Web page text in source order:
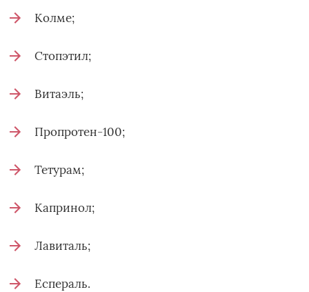
Колме;
Стопэтил;
Витаэль;
Пропротен-100;
Тетурам;
Капринол;
Лавиталь;
Еспераль.